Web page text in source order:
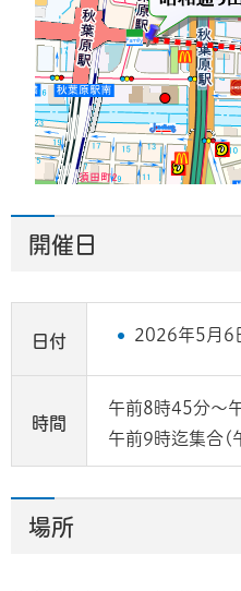
開催日
日付 2026年5月6
時間
午前8時45分～
午前9時迄集合(
場所